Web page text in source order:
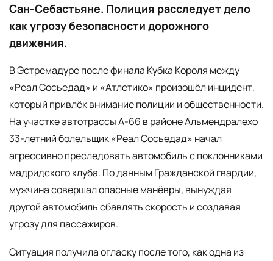
Сан-Себастьяне. Полиция расследует дело
как угрозу безопасности дорожного
движения.
В Эстремадуре после финала Кубка Короля между
«Реал Сосьедад» и «Атлетико» произошёл инцидент,
который привлёк внимание полиции и общественности.
На участке автотрассы А-66 в районе Альмендралехо
33-летний болельщик «Реал Сосьедад» начал
агрессивно преследовать автомобиль с поклонниками
мадридского клуба. По данным Гражданской гвардии,
мужчина совершал опасные манёвры, вынуждая
другой автомобиль сбавлять скорость и создавая
угрозу для пассажиров.
Ситуация получила огласку после того, как одна из